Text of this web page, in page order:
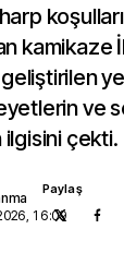
ve
çekti.
16:09
Paylaş